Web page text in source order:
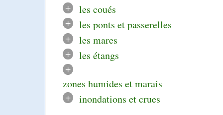
+
les coués
+
les ponts et passerelles
+
les mares
+
les étangs
+
zones humides et marais
+
inondations et crues